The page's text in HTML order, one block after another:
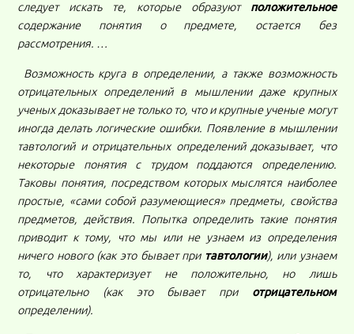
следует искать те, которые образуют положительное
содержание понятия о предмете, остается без
рассмотрения. …
Возможность круга в определении, а также возможность
отрицательных определений в мышлении даже крупных
ученых доказывает не только то, что и крупные ученые могут
иногда делать логические ошибки. Появление в мышлении
тавтологий и отрицательных определений доказывает, что
некоторые понятия с трудом поддаются определению.
Таковы понятия, посредством которых мыслятся наиболее
простые, «сами собой разумеющиеся» предметы, свойства
предметов, действия. Попытка определить такие понятия
приводит к тому, что мы или не узнаем из определения
ничего нового (как это бывает при тавтологии), или узнаем
то, что характеризует не положительно, но лишь
отрицательно (как это бывает при отрицательном
определении).